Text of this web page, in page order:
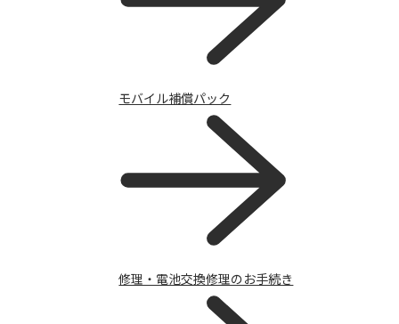
モバイル補償パック
修理・電池交換修理のお手続き